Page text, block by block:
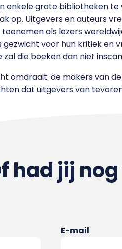
enkele grote bibliotheken
op. Uitgevers en auteurs
als lezers
voor hun kritiek en
die boeken dan niet
omdraait: de makers van
dat uitgevers van
had jij
E-mail